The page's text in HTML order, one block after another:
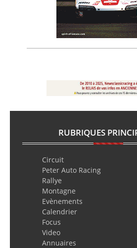
RUBRIQUES
Circuit
Peter Auto Racing
Rallye
Montagne
Evènements
Calendrier
Focus
Video
Annuaires